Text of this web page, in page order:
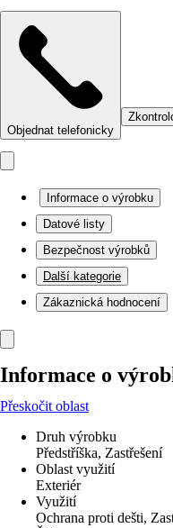
Objednat telefonicky
Informace o výrobku
Datové listy
Bezpečnost výrobků
Další kategorie
Zákaznická hodnocení
Informace o
Přeskočit oblast
Druh výrobku
Předstříška, Zastřešení
Oblast využití
Exteriér
Využití
Ochrana proti dešti,